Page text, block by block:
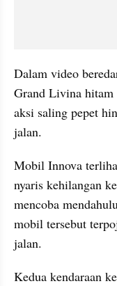
Dalam video
Grand Livina hitam
aksi saling pepet
jalan.
Mobil Innova
nyaris kehilangan
mencoba
mobil tersebut
jalan.
Kedua kendaraan